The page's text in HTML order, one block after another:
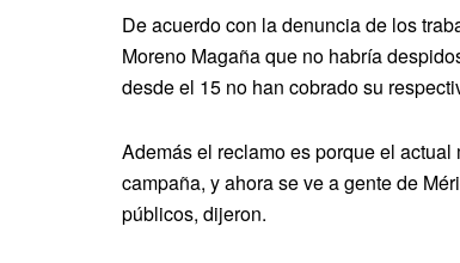
De acuerdo con la denuncia de los
Moreno Magaña que no habría
desde el 15 no han cobrado su
Además el reclamo es porque el
campaña, y ahora se ve a gente de
públicos, dijeron.